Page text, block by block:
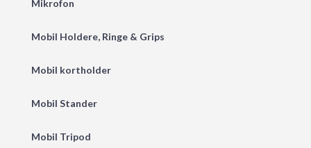
Mikrofon
Mobil Holdere, Ringe & Grips
Mobil kortholder
Mobil Stander
Mobil Tripod